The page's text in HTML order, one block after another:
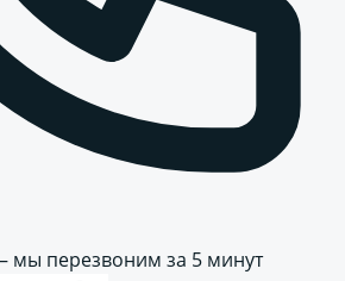
мы перезвоним за 5 минут